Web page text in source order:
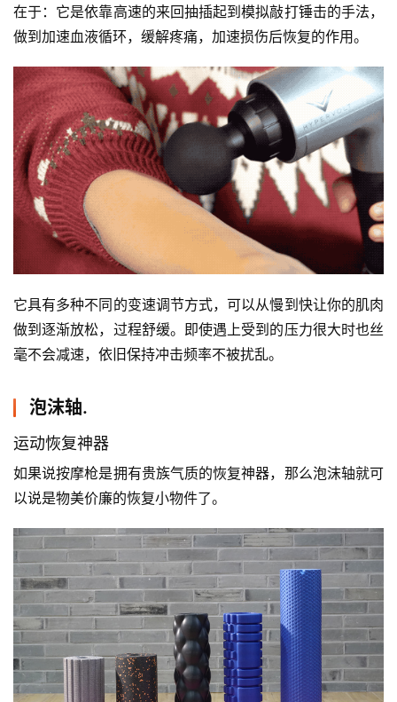
在于：它是依靠高速的来回抽插起到模拟敲打锤击的手法，
做到加速血液循环，缓解疼痛，加速损伤后恢复的作用。
它具有多种不同的变速调节方式，可以从慢到快让你的肌肉
做到逐渐放松，过程舒缓。即使遇上受到的压力很大时也丝
毫不会减速，依旧保持冲击频率不被扰乱。
泡沫轴.
运动恢复神器
如果说按摩枪是拥有贵族气质的恢复神器，那么泡沫轴就可
以说是物美价廉的恢复小物件了。